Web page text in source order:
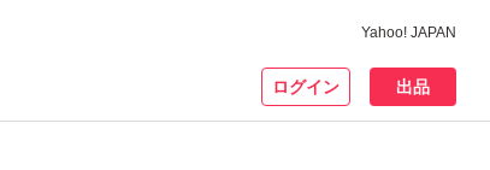
Yahoo! JAPAN
ログイン 出品